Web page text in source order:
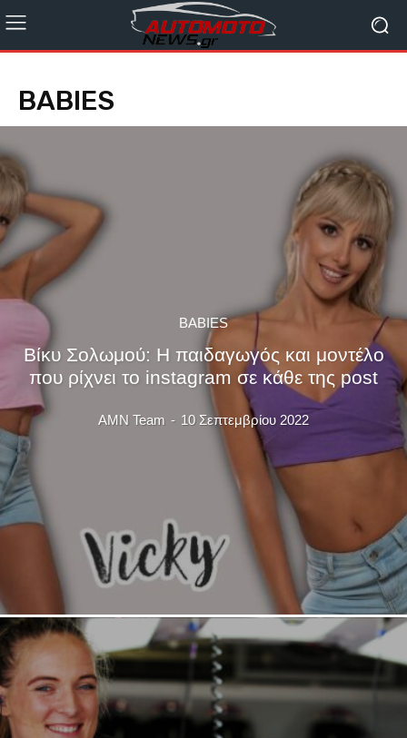
BABIES
BABIES
Βίκυ Σολωμού: Η παιδαγωγός και μοντέλο
που ρίχνει το instagram σε κάθε της post
AMN Team - 10 Σεπτεμβρίου 2022